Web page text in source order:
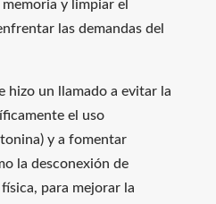
y limpiar el
las demandas del
hizo un llamado a evitar la
el uso
y a fomentar
la desconexión de
para mejorar la